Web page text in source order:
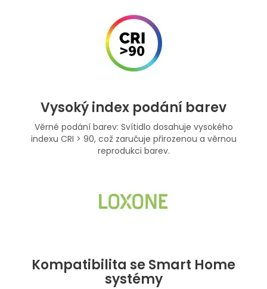
Vysoký index podání barev
Věrné podání barev: Svítidlo dosahuje vysokého
indexu CRI > 90, což zaručuje přirozenou a věrnou
reprodukci barev.
Kompatibilita se Smart Home
systémy